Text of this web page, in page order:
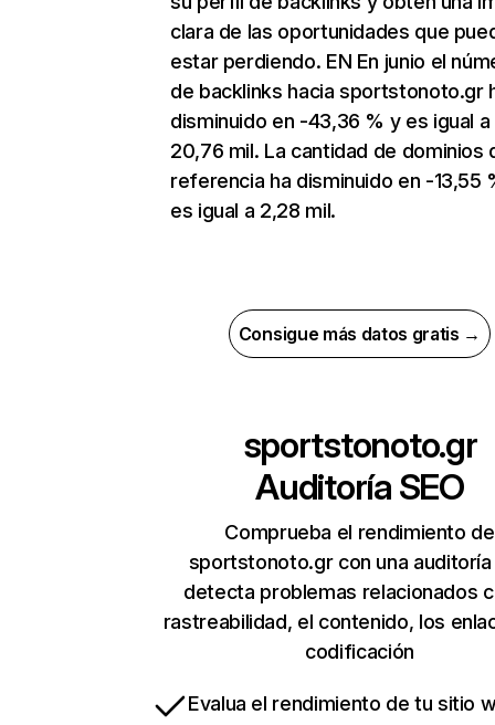
clara de las oportunidades que
estar perdiendo. EN En junio el
de backlinks hacia sportstonoto.gr
disminuido en -43,36 % y es igual a
20,76 mil. La cantidad de dominios
referencia ha disminuido en -13,55
es igual a 2,28 mil.
Consigue más datos gratis →
sportstonoto.gr
Auditoría SEO
Comprueba el rendimiento de
sportstonoto.gr con una
detecta problemas relacionados
rastreabilidad, el contenido, los
codificación
Evalua el rendimiento de tu sitio